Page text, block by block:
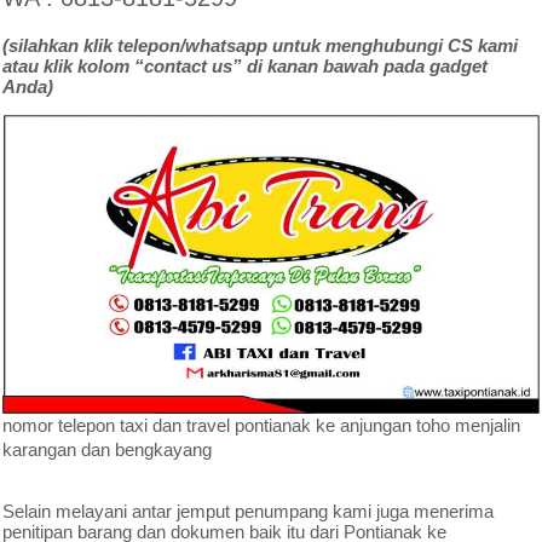
(silahkan klik telepon/whatsapp untuk menghubungi CS kami
atau klik kolom “contact us” di kanan bawah pada gadget
Anda)
nomor telepon taxi dan travel pontianak ke anjungan toho menjalin
karangan dan bengkayang
Selain melayani antar jemput penumpang kami juga menerima
penitipan barang dan dokumen baik itu dari Pontianak ke